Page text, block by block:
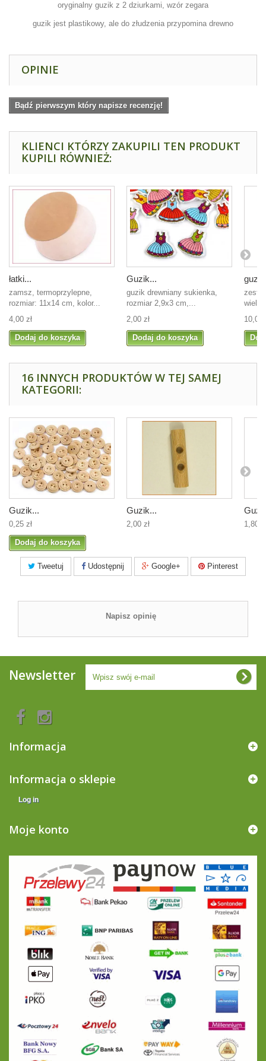
oryginalny guzik z 2 dziurkami, wzór zegara
guzik jest plastikowy, ale do złudzenia przypomina drewno
OPINIE
Bądź pierwszym który napisze recenzję!
KLIENCI KTÓRZY ZAKUPILI TEN PRODUKT
KUPILI RÓWNIEŻ:
łatki...
zamsz, termoprzylepne,
rozmiar: 11x14 cm, kolor...
4,00 zł
Dodaj do koszyka
Guzik...
guzik drewniany sukienka,
rozmiar 2,9x3 cm,...
2,00 zł
Dodaj do koszyka
10,00
16 INNYCH PRODUKTÓW W TEJ SAMEJ
KATEGORII:
Guzik...
0,25 zł
Dodaj do koszyka
Guzik...
2,00 zł 1,80
Tweetuj Udostępnij Google+ Pinterest
Napisz opinię
Newsletter
Informacja
Informacja o sklepie
Log in
Moje konto